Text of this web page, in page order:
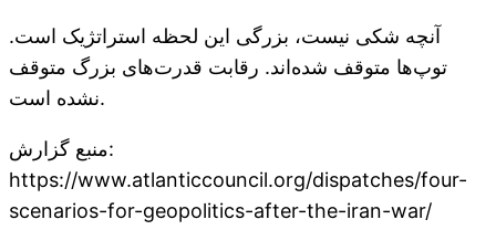
آنچه شکی نیست، بزرگی این لحظه استراتژیک است.
توپ‌ها متوقف شده‌اند. رقابت قدرت‌های بزرگ متوقف
نشده است.
منبع گزارش:
https://www.atlanticcouncil.org/dispatches/four-
scenarios-for-geopolitics-after-the-iran-war/